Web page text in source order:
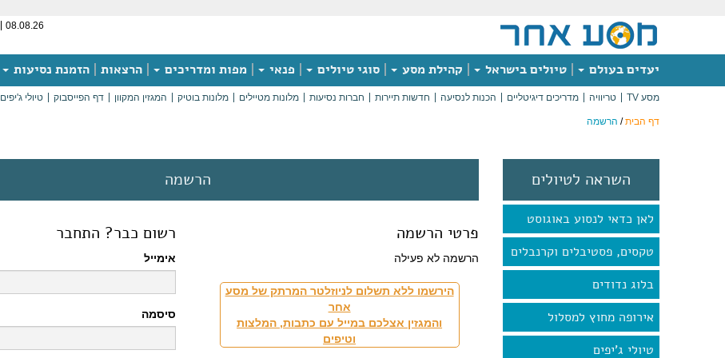
08.08.26
יעדים בעולם טיולים בישראל קהילת מסע סוגי טיולים פנאי מפות ומדריכים הרצאות הזמנת נסיעות
מסע TV טריוויה מדריכים דיגיטליים הכנות לנסיעה חדשות תיירות חברות נסיעות מלונות מטיילים מלונות בוטיק המגזין המקוון דף הפייסבוק טיולי ג'יפים
דף הבית/ הרשמה
השראה לטיולים
לאן כדאי לנסוע באוגוסט
טקסים, פסטיבלים וקרנבלים
בלוג נדודים
אירופה מחוץ למסלול
טיולי ג'יפים
הרשמה
פרטי הרשמה
הרשמה לא פעילה
הירשמו ללא תשלום לניוזלטר המרתק של מסע
אחר
והמגזין אצלכם במייל עם כתבות, המלצות
וטיפים
רשום כבר? התחבר
אימייל
סיסמה